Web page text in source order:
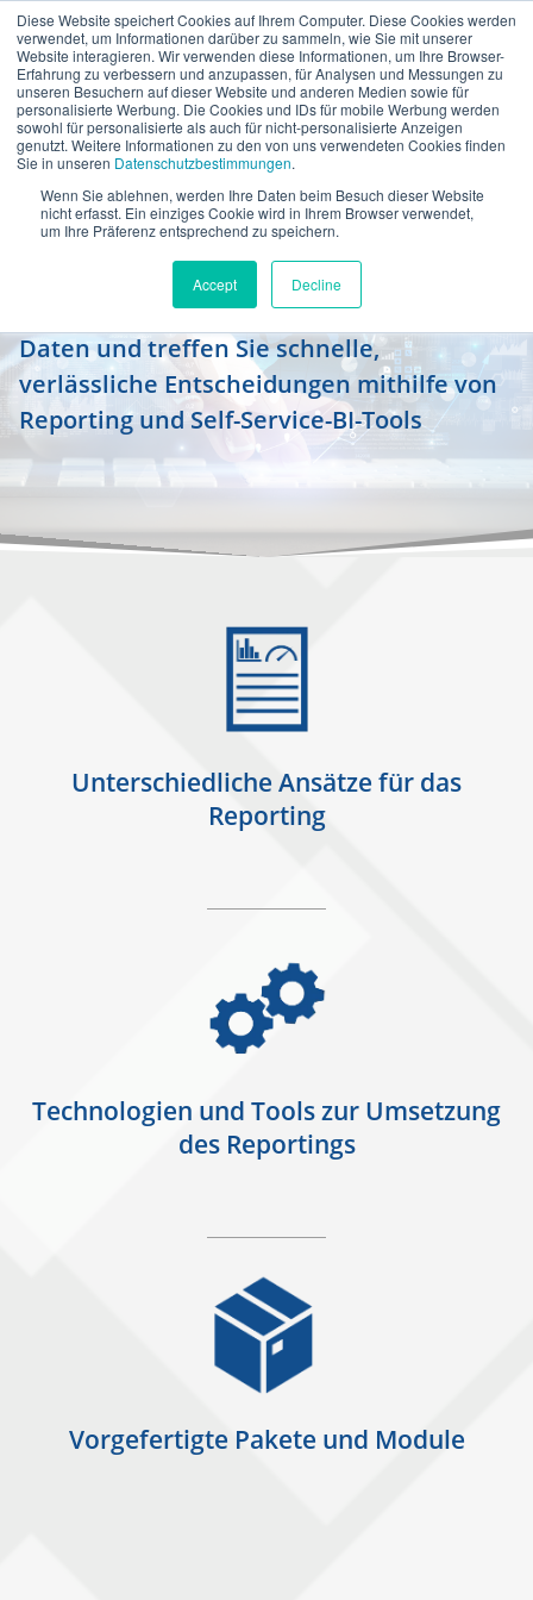
Diese Website speichert Cookies auf Ihrem Computer. Diese Cookies werden
verwendet, um Informationen darüber zu sammeln, wie Sie mit unserer
Website interagieren. Wir verwenden diese Informationen, um Ihre Browser-
Erfahrung zu verbessern und anzupassen, für Analysen und Messungen zu
unseren Besuchern auf dieser Website und anderen Medien sowie für
personalisierte Werbung. Die Cookies und IDs für mobile Werbung werden
sowohl für personalisierte als auch für nicht-personalisierte Anzeigen
genutzt. Weitere Informationen zu den von uns verwendeten Cookies finden
Sie in unseren Datenschutzbestimmungen.
Wenn Sie ablehnen, werden Ihre Daten beim Besuch dieser Website
nicht erfasst. Ein einziges Cookie wird in Ihrem Browser verwendet,
um Ihre Präferenz entsprechend zu speichern.
Accept Decline
de
Reporting in SAP und Self-Service
Behalten Sie den Überblick über Ihre
Daten und treffen Sie schnelle,
verlässliche Entscheidungen mithilfe von
Reporting und Self-Service-BI-Tools
Unterschiedliche Ansätze für das
Reporting
Technologien und Tools zur Umsetzung
des Reportings
Vorgefertigte Pakete und Module